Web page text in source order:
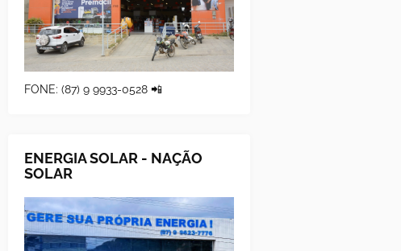
FONE: (87) 9 9933-0528 📲
ENERGIA SOLAR - NAÇÃO
SOLAR